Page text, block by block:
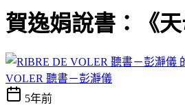
賀逸娟說書：《天
VOLER 聽書－彭瀞儀
5年前